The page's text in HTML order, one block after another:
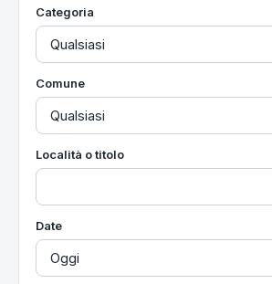
Utilità
Categoria
Comune
Località o titolo
Date